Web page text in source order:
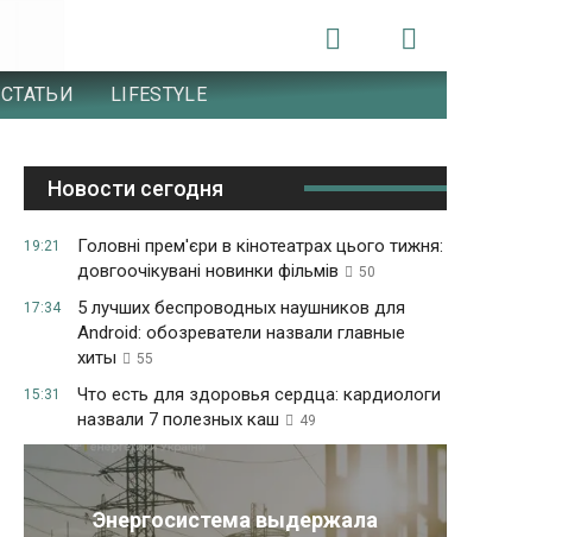
СТАТЬИ LIFESTYLE
Новости сегодня
19:21
Головні прем'єри в кінотеатрах цього тижня:
довгоочікувані новинки фільмів
50
17:34
5 лучших беспроводных наушников для
Android: обозреватели назвали главные
хиты
55
15:31
Что есть для здоровья сердца: кардиологи
назвали 7 полезных каш
49
Энергосистема выдержала